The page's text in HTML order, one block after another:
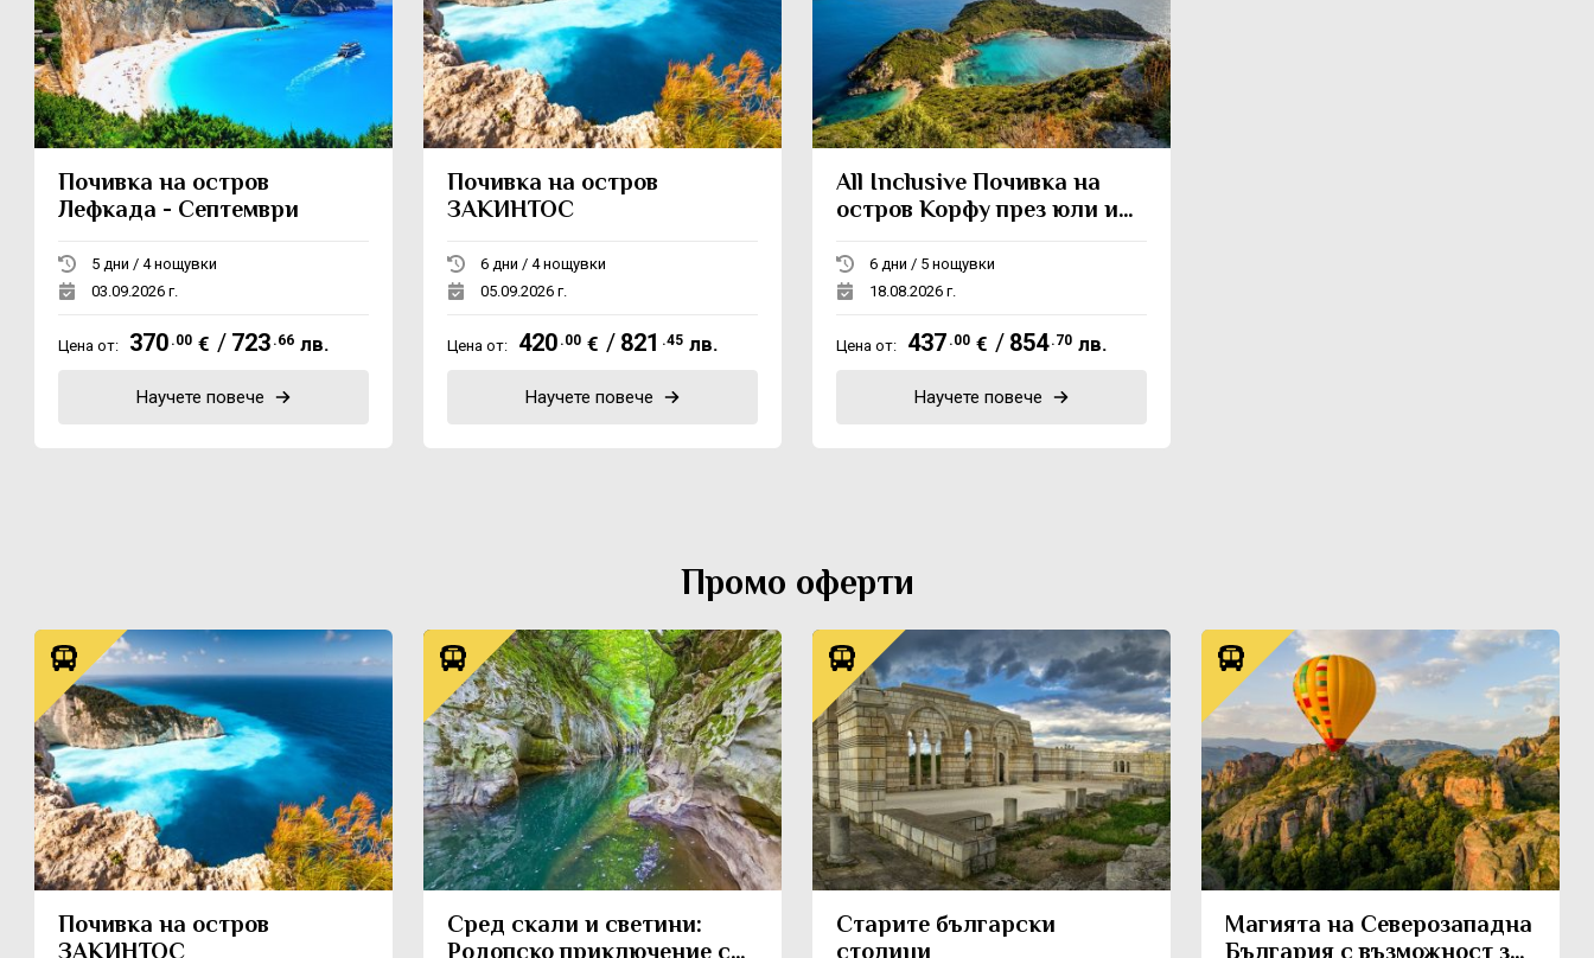
Почивка на остров
Лефкада - Септември
5 дни / 4 нощувки
03.09.2026 г.
Цена от: 370 .00 € / 723 .66 лв.
Научете повече
Почивка на остров
ЗАКИНТОС
6 дни / 4 нощувки
05.09.2026 г.
Цена от: 420 .00 € / 821 .45 лв.
Научете повече
All Inclusive Почивка на
остров Корфу през юли и
6 дни / 5 нощувки
18.08.2026 г.
Цена от: 437 .00 € / 854 .70 лв.
Научете повече
Промо оферти
Почивка на остров Сред скали и светини: Старите български Магията на Северозападна